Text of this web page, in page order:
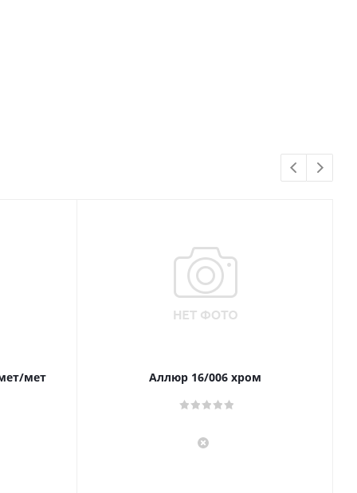
мет
Аллюр 16/006 хром